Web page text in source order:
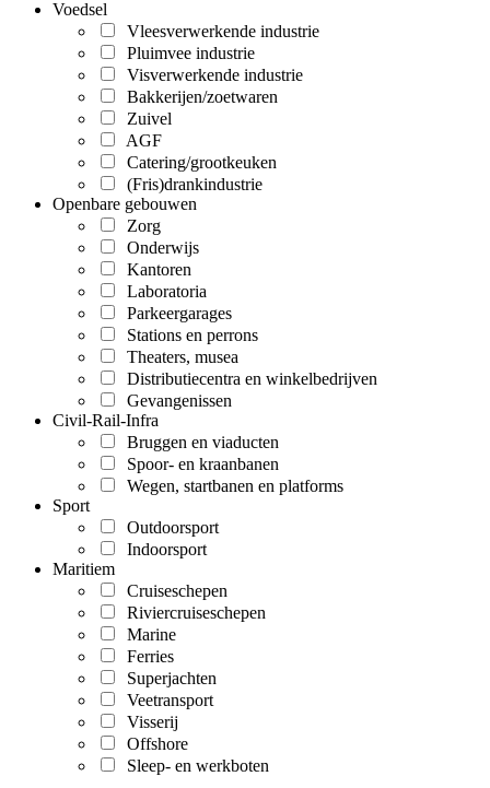
Voedsel
Vleesverwerkende industrie
Pluimvee industrie
Visverwerkende industrie
Bakkerijen/zoetwaren
Zuivel
AGF
Catering/grootkeuken
(Fris)drankindustrie
Openbare gebouwen
Zorg
Onderwijs
Kantoren
Laboratoria
Parkeergarages
Stations en perrons
Theaters, musea
Distributiecentra en winkelbedrijven
Gevangenissen
Civil-Rail-Infra
Bruggen en viaducten
Spoor- en kraanbanen
Wegen, startbanen en platforms
Sport
Outdoorsport
Indoorsport
Maritiem
Cruiseschepen
Riviercruiseschepen
Marine
Ferries
Superjachten
Veetransport
Visserij
Offshore
Sleep- en werkboten